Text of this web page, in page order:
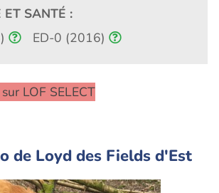
ET SANTÉ :
ED-0 (2016)
LOF SELECT
de Loyd des Fields d'Est